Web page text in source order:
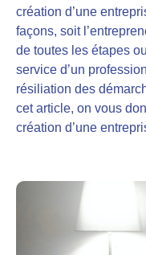
création d’une
façons, soit
de toutes les étapes
service d’un
résiliation des
cet article, on vous
création d’une